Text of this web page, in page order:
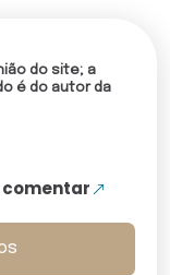
do site; a
é do autor da